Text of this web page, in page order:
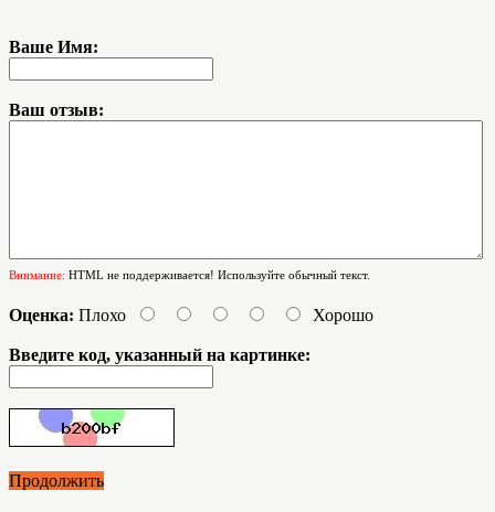
Ваше Имя:
Ваш отзыв:
Внимание: HTML не поддерживается! Используйте обычный текст.
Оценка: Плохо Хорошо
Введите код, указанный на картинке:
Продолжить